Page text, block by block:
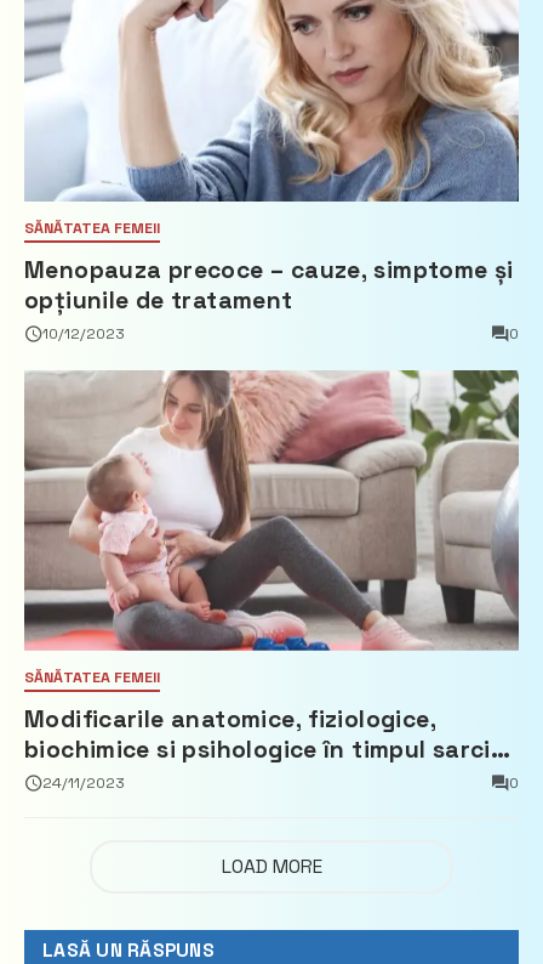
SĂNĂTATEA FEMEII
Menopauza precoce – cauze, simptome și
opțiunile de tratament
10/12/2023 0
SĂNĂTATEA FEMEII
Modificarile anatomice, fiziologice,
biochimice si psihologice în timpul sarcinii
– una dintre cele mai frumoase perioade
24/11/2023 0
LOAD MORE
LASĂ UN RĂSPUNS